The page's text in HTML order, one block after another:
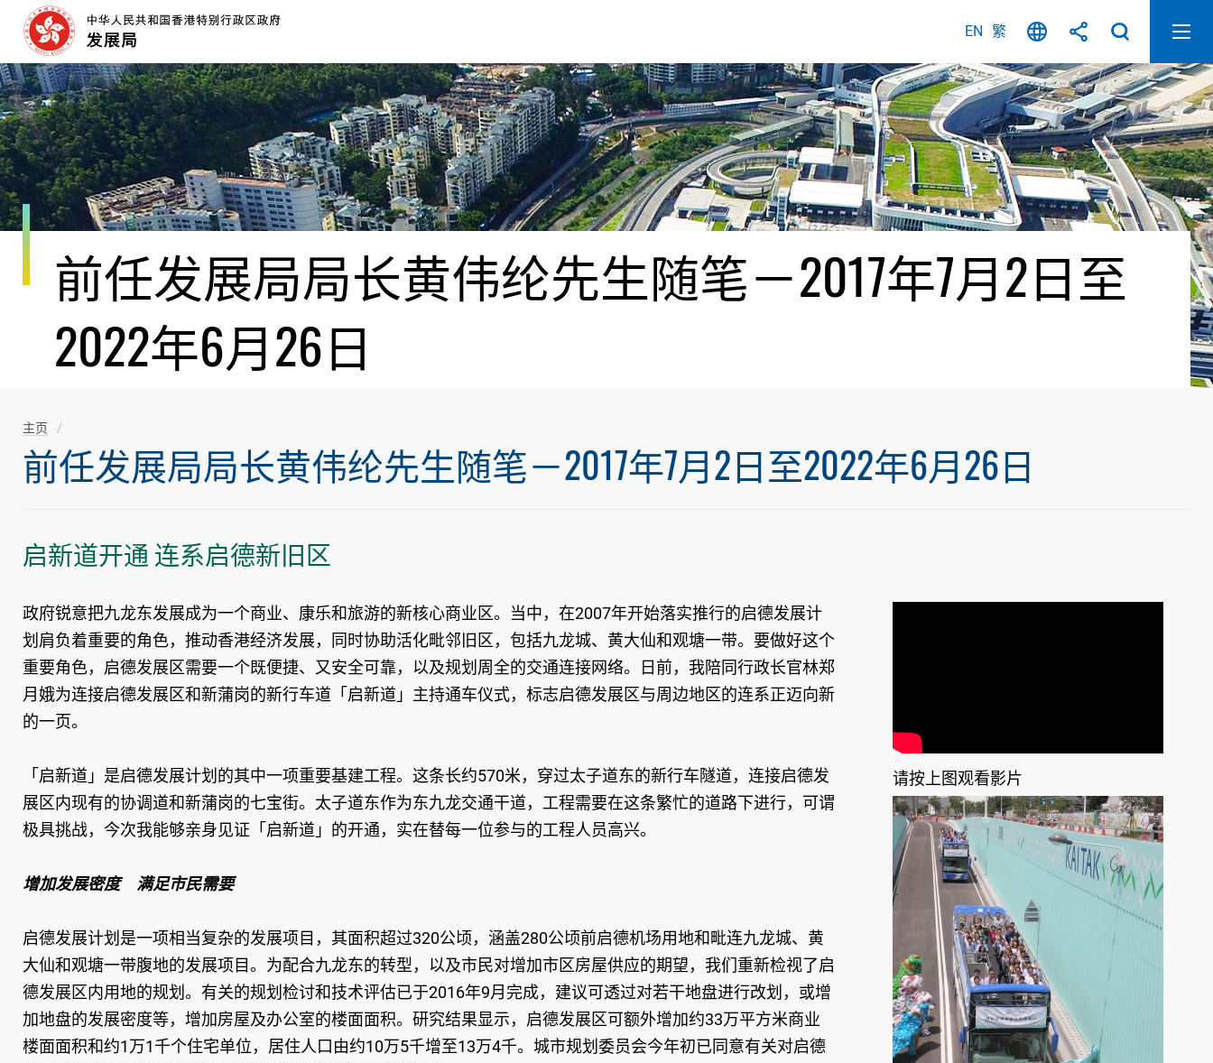
容
开
始
EN 繁
前任发展局局长黄伟纶先生随笔－2017年7月2日至
2022年6月26日
主页
前任发展局局长黄伟纶先生随笔－2017年7月2日至2022年6月26日
启新道开通 连系启德新旧区
政府锐意把九龙东发展成为一个商业、康乐和旅游的新核心商业区。当中，在2007年开始落实推行的启德发展计
划肩负着重要的角色，推动香港经济发展，同时协助活化毗邻旧区，包括九龙城、黄大仙和观塘一带。要做好这个
重要角色，启德发展区需要一个既便捷、又安全可靠，以及规划周全的交通连接网络。日前，我陪同行政长官林郑
月娥为连接启德发展区和新蒲岗的新行车道「启新道」主持通车仪式，标志启德发展区与周边地区的连系正迈向新
的一页。
「启新道」是启德发展计划的其中一项重要基建工程。这条长约570米，穿过太子道东的新行车隧道，连接启德发
展区内现有的协调道和新蒲岗的七宝街。太子道东作为东九龙交通干道，工程需要在这条繁忙的道路下进行，可谓
极具挑战，今次我能够亲身见证「启新道」的开通，实在替每一位参与的工程人员高兴。
增加发展密度 满足市民需要
启德发展计划是一项相当复杂的发展项目，其面积超过320公顷，涵盖280公顷前启德机场用地和毗连九龙城、黄
大仙和观塘一带腹地的发展项目。为配合九龙东的转型，以及市民对增加市区房屋供应的期望，我们重新检视了启
德发展区内用地的规划。有关的规划检讨和技术评估已于2016年9月完成，建议可透过对若干地盘进行改划，或增
加地盘的发展密度等，增加房屋及办公室的楼面面积。研究结果显示，启德发展区可额外增加约33万平方米商业
楼面面积和约1万1千个住宅单位，居住人口由约10万5千增至13万4千。城市规划委员会今年初已同意有关对启德
请按上图观看影片